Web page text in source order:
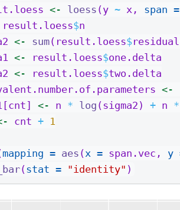
<- loess (y ~ x, span =
result.loess$n
<- sum(result.loess$
<- result.loess$one.delta
<- result.loess$two.delta
<-
<- n * log (sigma2) + n *
cnt + 1
mapping = aes (x = span.vec, y
(stat = "identity" )